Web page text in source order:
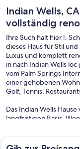
Indian Wells,
vollständig
Ihre Such hält hier !.
dieses Haus für Stil
Luxus und komplett
in nach Indian Wells
vom Palm Springs
einer gehobenen
Golf, Tennis,
Das Indian Wells
langfristigen Basis.
Vergnügen
Pool und Whirlpool im